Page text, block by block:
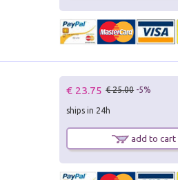
€ 23.75 € 25.00 -5%
ships in 24h
add to cart